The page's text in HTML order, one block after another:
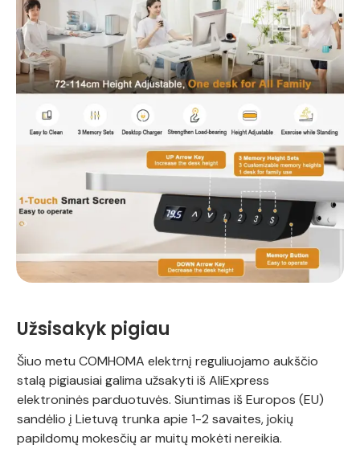
Užsisakyk pigiau
Šiuo metu COMHOMA elektrnį reguliuojamo aukščio
stalą pigiausiai galima užsakyti iš AliExpress
elektroninės parduotuvės. Siuntimas iš Europos (EU)
sandėlio į Lietuvą trunka apie 1-2 savaites, jokių
papildomų mokesčių ar muitų mokėti nereikia.